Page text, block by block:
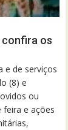
confira os
e de serviços
(8) e
ou
feira e ações